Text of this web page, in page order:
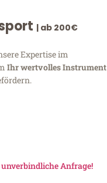
| ab 200€
Expertise im
Ihr wertvolles Instrument
unverbindliche Anfrage!